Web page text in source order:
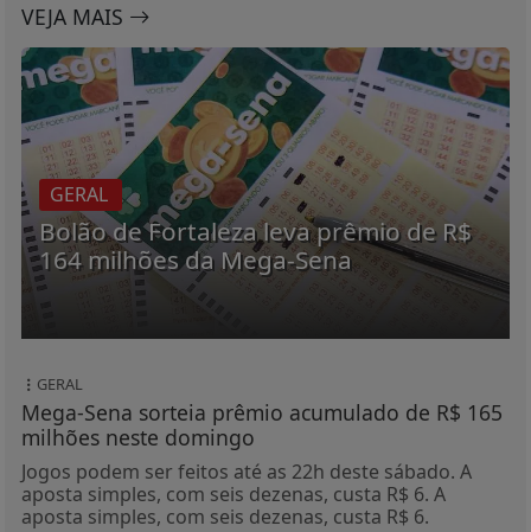
VEJA MAIS
GERAL
Bolão de Fortaleza leva prêmio de R$
164 milhões da Mega-Sena
GERAL
Mega-Sena sorteia prêmio acumulado de R$ 165
milhões neste domingo
Jogos podem ser feitos até as 22h deste sábado. A
aposta simples, com seis dezenas, custa R$ 6. A
aposta simples, com seis dezenas, custa R$ 6.